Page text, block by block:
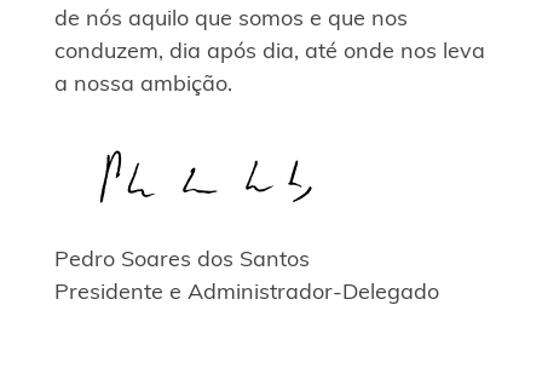
de nós aquilo que somos e que nos
conduzem, dia após dia, até onde nos leva
a nossa ambição.
Pedro Soares dos Santos
Presidente e Administrador-Delegado